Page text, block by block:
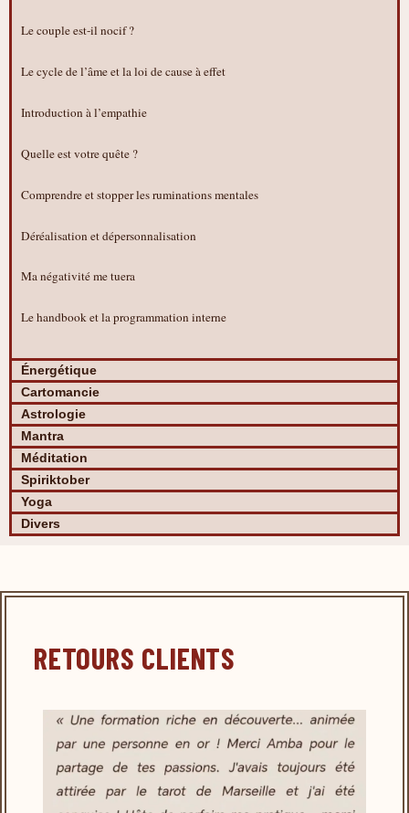
Le couple est-il nocif ?
Le cycle de l’âme et la loi de cause à effet
Introduction à l’empathie
Quelle est votre quête ?
Comprendre et stopper les ruminations mentales
Déréalisation et dépersonnalisation
Ma négativité me tuera
Le handbook et la programmation interne
Énergétique
Cartomancie
Astrologie
Mantra
Méditation
Spiriktober
Yoga
Divers
RETOURS CLIENTS